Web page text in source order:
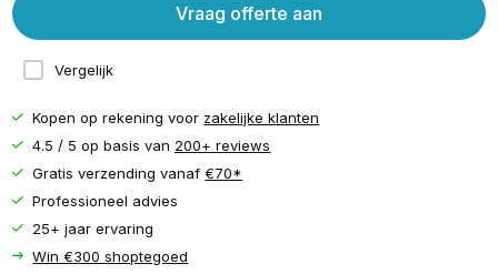
Vergelijk
Vraag offerte aan
Kopen op rekening voor zakelijke klanten
4.5 / 5 op basis van 200+ reviews
Gratis verzending vanaf€70*
Professioneel advies
25+ jaar ervaring
Win €300 shoptegoed